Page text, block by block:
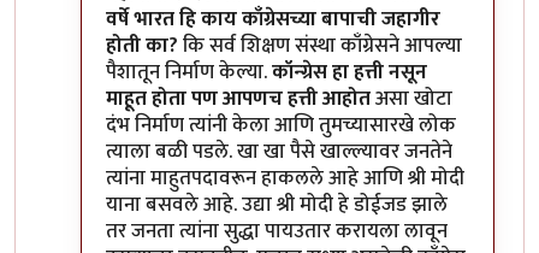
वर्षे भारत हि काय काँग्रेसच्या बापाची जहागीर
होती का?कि सर्व शिक्षण संस्था काँग्रेसने आपल्या
पैशातून निर्माण केल्या.कॉन्ग्रेस हा हत्ती नसून
माहूत होता पण आपणच हत्ती आहोतअसा खोटा
दंभ निर्माण त्यांनी केला आणि तुमच्यासारखे लोक
त्याला बळी पडले. खा खा पैसे खाल्ल्यावर जनतेने
त्यांना माहुतपदावरून हाकलले आहे आणि श्री मोदी
याना बसवले आहे. उद्या श्री मोदी हे डोईजड झाले
तर जनता त्यांना सुद्धा पायउतार करायला लावून